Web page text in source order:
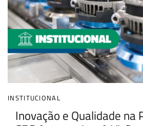
INSTITUCIONAL
Inovação e Qualidade na